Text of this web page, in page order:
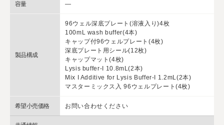
容量 ―
製品構成
96ウェル深底プレート(溶液入り)4枚
100mL wash buffer(4本)
キャップ付96ウェルプレート(4枚)
深底プレート用シール(12枚)
キャップマット(4枚)
Lysis buffer-I 10.8mL(2本)
Mix I Additive for Lysis Buffer-I 1.2mL(2本)
マスターミックス入 96ウェルプレート(4枚)
希望小売価格 お問い合わせください